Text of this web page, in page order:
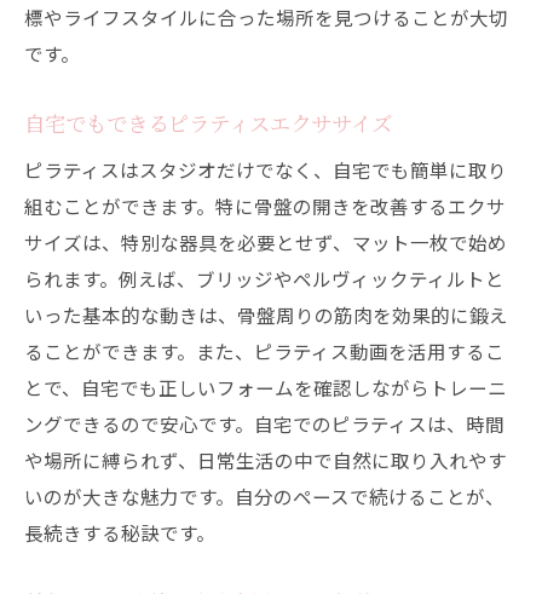
の重要性
姿勢改善に効果的なピラティスエクササイ
ズ
美しい姿勢を維持するための習慣
東京都内で評判のピラティスインストラク
ター
ピラティスで人生を変えた女性たちのスト
ーリー
標やライフスタイルに合った場所を見つけることが大切
です。
自宅でもできるピラティスエクササイズ
ピラティスはスタジオだけでなく、自宅でも簡単に取り
組むことができます。特に骨盤の開きを改善するエクサ
サイズは、特別な器具を必要とせず、マット一枚で始め
られます。例えば、ブリッジやペルヴィックティルトと
いった基本的な動きは、骨盤周りの筋肉を効果的に鍛え
ることができます。また、ピラティス動画を活用するこ
とで、自宅でも正しいフォームを確認しながらトレーニ
ングできるので安心です。自宅でのピラティスは、時間
や場所に縛られず、日常生活の中で自然に取り入れやす
いのが大きな魅力です。自分のペースで続けることが、
長続きする秘訣です。